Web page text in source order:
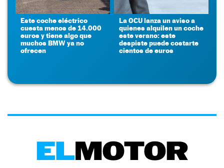
Este coche eléctrico
cuesta menos de 14.000
euros y tiene algo que
muchos BMW ya no
ofrecen
La OCU lanza un aviso a
quienes alquilen un coche
este verano: este
despiste puede costarte
cientos de euros